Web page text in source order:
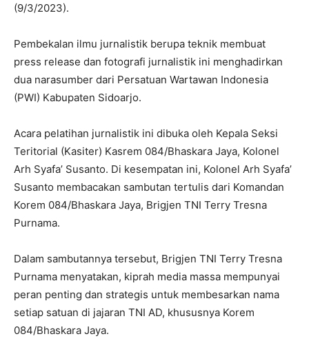
(9/3/2023).
Pembekalan ilmu jurnalistik berupa teknik membuat
press release dan fotografi jurnalistik ini menghadirkan
dua narasumber dari Persatuan Wartawan Indonesia
(PWI) Kabupaten Sidoarjo.
Acara pelatihan jurnalistik ini dibuka oleh Kepala Seksi
Teritorial (Kasiter) Kasrem 084/Bhaskara Jaya, Kolonel
Arh Syafa’ Susanto. Di kesempatan ini, Kolonel Arh Syafa’
Susanto membacakan sambutan tertulis dari Komandan
Korem 084/Bhaskara Jaya, Brigjen TNI Terry Tresna
Purnama.
Dalam sambutannya tersebut, Brigjen TNI Terry Tresna
Purnama menyatakan, kiprah media massa mempunyai
peran penting dan strategis untuk membesarkan nama
setiap satuan di jajaran TNI AD, khususnya Korem
084/Bhaskara Jaya.